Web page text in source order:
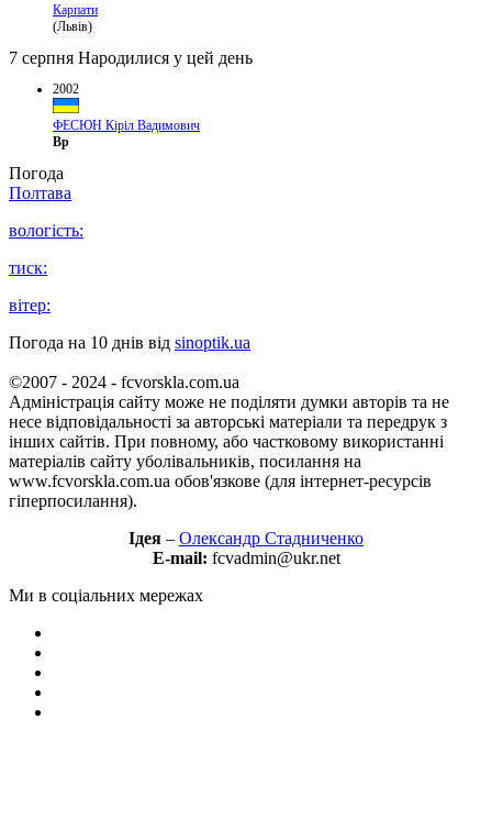
Карпати
(Львів)
7 серпня Народилися у цей день
2002
ФЕСЮН Кіріл Вадимович
Вр
Погода
Полтава
вологість:
тиск:
вітер:
Погода на 10 днів від sinoptik.ua
©2007 - 2024 - fcvorskla.com.ua
Адміністрація сайту може не поділяти думки авторів та не
несе відповідальності за авторські матеріали та передрук з
інших сайтів. При повному, або частковому використанні
матеріалів сайту уболівальників, посилання на
www.fcvorskla.com.ua обов'язкове (для інтернет-ресурсів
гіперпосилання).
Ідея – Олександр Стадниченко
E-mail: fcvadmin@ukr.net
Ми в соціальних мережах